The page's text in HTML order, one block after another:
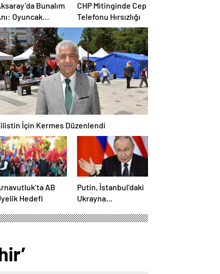
Bunalım
Oyuncak
Zarar
Çalıştı
CHP Mitinginde Cep
Telefonu Hırsızlığı
İçin Kermes Düzenlendi
AB
Hedefi
Putin, İstanbul’daki
Ukrayna
katılmayacak